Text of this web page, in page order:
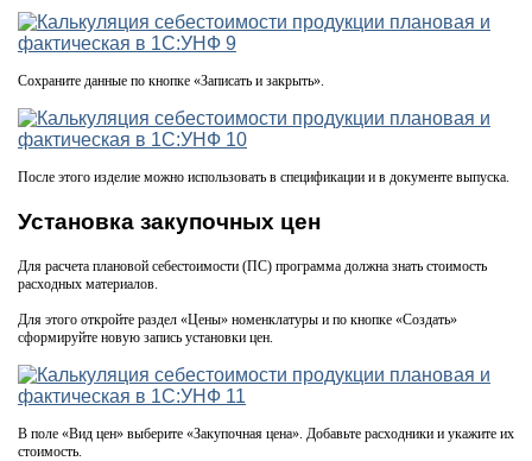
Сохраните данные по кнопке «Записать и закрыть».
После этого изделие можно использовать в спецификации и в документе выпуска.
Установка закупочных цен
Для расчета плановой себестоимости (ПС) программа должна знать стоимость
расходных материалов.
Для этого откройте раздел «Цены» номенклатуры и по кнопке «Создать»
сформируйте новую запись установки цен.
В поле «Вид цен» выберите «Закупочная цена». Добавьте расходники и укажите их
стоимость.